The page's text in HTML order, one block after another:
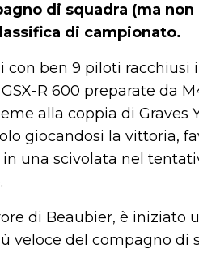
di squadra (ma non
di campionato.
ben 9 piloti racchiusi
R 600 preparate da
alla coppia di Graves
giocandosi la vittoria,
una scivolata nel
di Beaubier, è iniziato
veloce del compagno di